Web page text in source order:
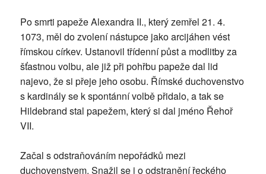
Po smrti papeže Alexandra II., který zemřel 21. 4.
1073, měl do zvolení nástupce jako arcijáhen vést
římskou církev. Ustanovil třídenní půst a modlitby za
šťastnou volbu, ale již při pohřbu papeže dal lid
najevo, že si přeje jeho osobu. Římské duchovenstvo
s kardinály se k spontánní volbě přidalo, a tak se
Hildebrand stal papežem, který si dal jméno Řehoř
VII.
Začal s odstraňováním nepořádků mezi
duchovenstvem. Snažil se i o odstranění řeckého